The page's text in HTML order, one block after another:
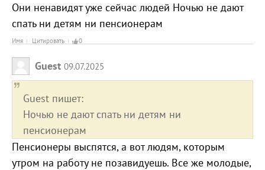
Они ненавидят уже сейчас людей Ночью не дают
спать ни детям ни пенсионерам
Имя Цитировать 0
Guest 09.07.2025
Guest пишет:
Ночью не дают спать ни детям ни
пенсионерам
Пенсионеры выспятся, а вот людям, которым
утром на работу не позавидуешь. Все же молодые,